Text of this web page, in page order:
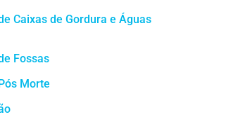
Caixas de Gordura e Águas
Fossas
Morte